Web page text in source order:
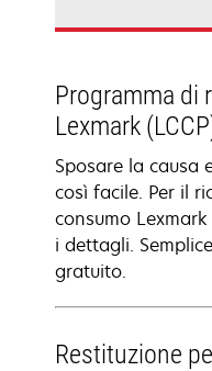
Programma di
Lexmark
Sposare la causa
così facile. Per il
consumo
i dettagli.
gratuito.
Restituzione